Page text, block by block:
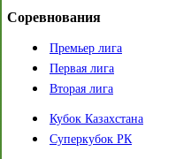
Соревнования
Премьер лига
Первая лига
Вторая лига
Кубок Казахстана
Суперкубок РК